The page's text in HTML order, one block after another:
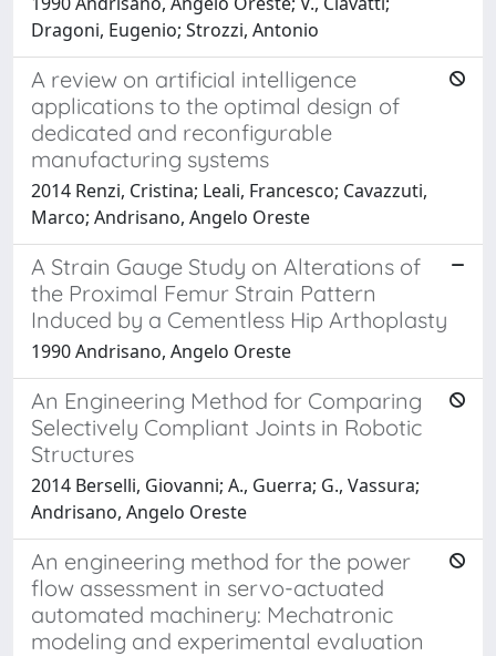
Dragoni, Eugenio; Strozzi, Antonio
A review on artificial intelligence
applications to the optimal design of
dedicated and reconfigurable
manufacturing systems
2014 Renzi, Cristina; Leali, Francesco; Cavazzuti,
Marco; Andrisano, Angelo Oreste
A Strain Gauge Study on Alterations of
the Proximal Femur Strain Pattern
Induced by a Cementless Hip Arthoplasty
1990 Andrisano, Angelo Oreste
An Engineering Method for Comparing
Selectively Compliant Joints in Robotic
Structures
2014 Berselli, Giovanni; A., Guerra; G., Vassura;
Andrisano, Angelo Oreste
An engineering method for the power
flow assessment in servo-actuated
automated machinery: Mechatronic
modeling and experimental evaluation